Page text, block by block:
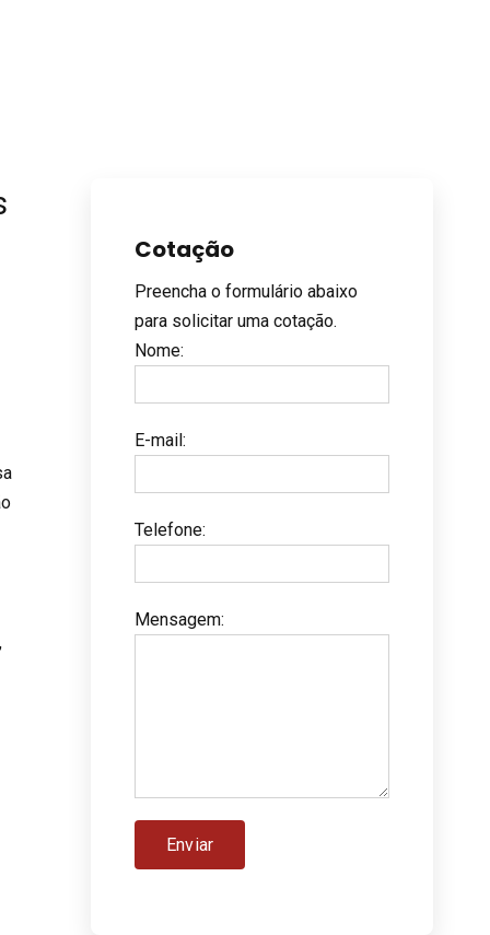
Cotação
Preencha o formulário abaixo
para solicitar uma cotação.
Nome:
E-mail:
Telefone:
Mensagem: